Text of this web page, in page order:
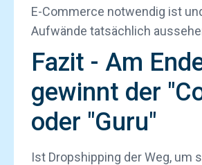
E-Commerce notwendig ist
Aufwände tatsächlich
Fazit - Am
gewinnt der
oder "Guru"
Ist Dropshipping der Weg, um